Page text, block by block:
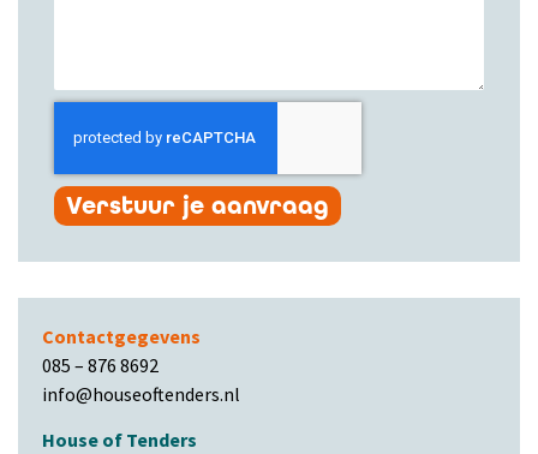
Verstuur je aanvraag
Contactgegevens
085 – 876 8692
info@houseoftenders.nl
House of Tenders